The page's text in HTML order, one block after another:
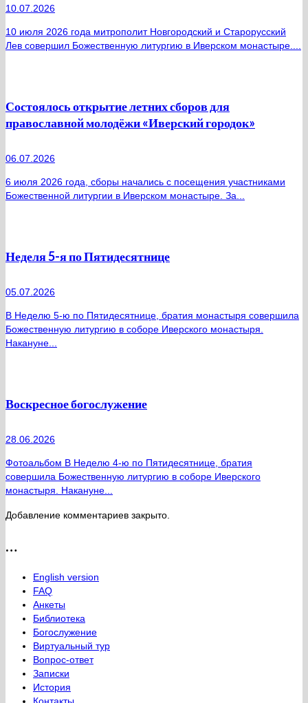
10.07.2026
10 июля 2026 года митрополит Новгородский и Старорусский
Лев совершил Божественную литургию в Иверском монастыре....
Состоялось открытие летних сборов для
православной молодёжи «Иверский городок»
06.07.2026
6 июля 2026 года, сборы начались с посещения участниками
Божественной литургии в Иверском монастыре. За...
Неделя 5-я по Пятидесятнице
05.07.2026
В Неделю 5-ю по Пятидесятнице, братия монастыря совершила
Божественную литургию в соборе Иверского монастыря.
Накануне...
Воскресное богослужение
28.06.2026
Фотоальбом В Неделю 4-ю по Пятидесятнице, братия
совершила Божественную литургию в соборе Иверского
монастыря. Накануне...
Добавление комментариев закрыто.
…
English version
FAQ
Анкеты
Библиотека
Богослужение
Виртуальный тур
Вопрос-ответ
Записки
История